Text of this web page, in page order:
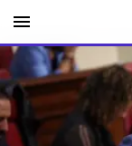
menu